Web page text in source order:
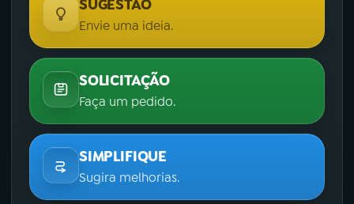
SUGESTÃO
Envie uma ideia.
SOLICITAÇÃO
Faça um pedido.
SIMPLIFIQUE
Sugira melhorias.